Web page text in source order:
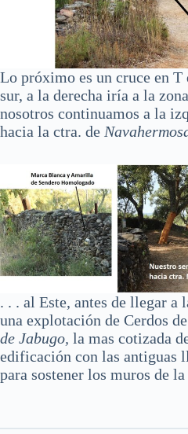
Lo próximo es un cruce en T
sur, a la derecha iría a la
nosotros continuamos a la
hacia la ctra. de
. . . al Este, antes de llegar a
una explotación de Cerdos
de Jabugo, la mas cotizada
edificación con las antiguas
para sostener los muros de la